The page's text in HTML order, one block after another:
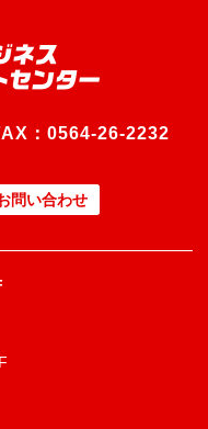
：0564-26-2232
問い合わせ